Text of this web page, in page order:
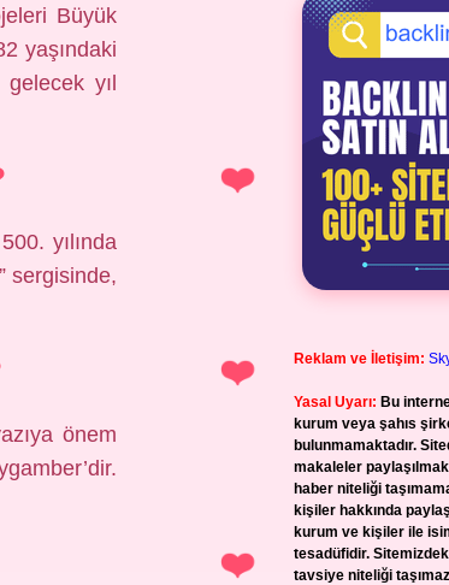
Büyük
yaşındaki
yıl
yılında
sergisinde,
önem
Reklam ve İletişim:
Yasal Uyarı: Bu
kurum veya şahıs
bulunmamaktadır.
makaleler
haber niteliği
kişiler hakkında
kurum ve kişiler ile
tesadüfidir.
tavsiye niteliği